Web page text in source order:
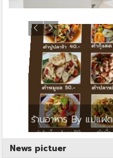
ร้านอาหาร By แม่แฝด
News pictuer